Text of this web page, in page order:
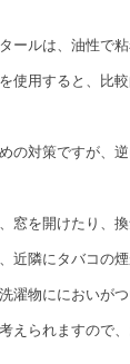
ールは、油性で
使用すると、比
の対策ですが、
窓を開けたり、
近隣にタバコの煙
濯物ににおいが
えられますので、